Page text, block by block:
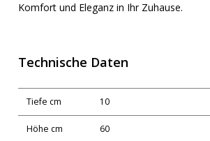
Komfort und Eleganz in Ihr Zuhause.
Technische Daten
Tiefe cm 10
Höhe cm 60